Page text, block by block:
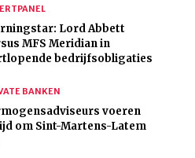
Lord Abbett
MFS Meridian in
bedrijfsobligaties
BANKEN
voeren
om Sint-Martens-Latem